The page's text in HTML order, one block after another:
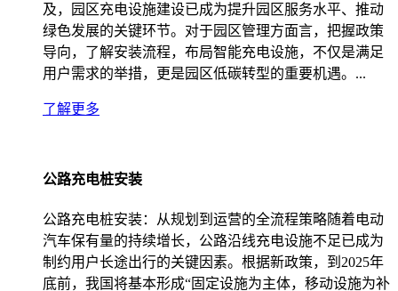
及，园区充电设施建设已成为提升园区服务水平、推动
绿色发展的关键环节。对于园区管理方面言，把握政策
导向，了解安装流程，布局智能充电设施，不仅是满足
用户需求的举措，更是园区低碳转型的重要机遇。...
了解更多
公路充电桩安装
公路充电桩安装：从规划到运营的全流程策略随着电动
汽车保有量的持续增长，公路沿线充电设施不足已成为
制约用户长途出行的关键因素。根据新政策，到2025年
底前，我国将基本形成“固定设施为主体，移动设施为补